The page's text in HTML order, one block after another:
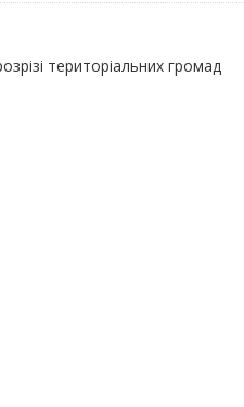
територіальних громад